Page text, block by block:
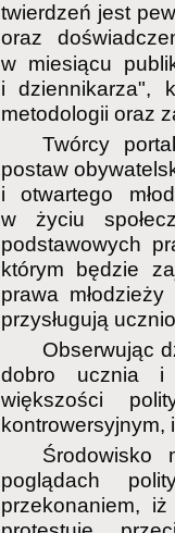
twierdzeń jest
oraz
w miesiącu
i dziennikarza",
metodologii oraz
Twórcy
postaw
i otwartego
w życiu
podstawowych
którym będzie
prawa
przysługują
Obserwując
dobro ucznia i
większości
kontrowersyjnym,
Środowisko
poglądach
przekonaniem,